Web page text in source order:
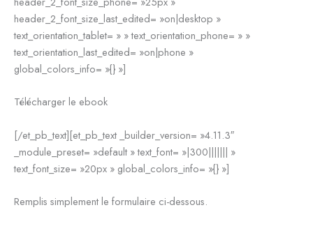
header_2_font_size_last_edited= »on|desktop »
text_orientation_tablet= » » text_orientation_phone= » »
text_orientation_last_edited= »on|phone »
global_colors_info= »{} »]
Télécharger le ebook
[/et_pb_text][et_pb_text _builder_version= »4.11.3″
_module_preset= »default » text_font= »|300||||||| »
text_font_size= »20px » global_colors_info= »{} »]
Remplis simplement le formulaire ci-dessous.